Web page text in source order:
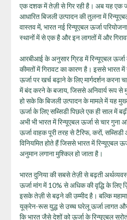
एक दशक में तेज़ी से गिर रही है। अब यह एक
आधारित बिजली उत्पादन की तुलना में
वास्तव में, भारत नई रिन्यूएबल ऊर्जा
स्थानों में से एक है और इन लागतों में और
आरबीआई के अनुसार ग्रिड में रिन्यूएबल ऊर्जा
कीमतों में गिरावट का कारण है। इससे भारत में
ऊर्जा पर खर्च बढ़ाने के लिए मार्गदर्शन करना
में बंद करने के बजाय, जिससे अनिवार्य रूप से
हो सके कि बिजली उत्पादन के मामले में यह
ऊर्जा के लिए सब्सिडी पिछले एक ही साल में
अभी भी भारत में रिन्यूएबल ऊर्जा से चार
ऊर्जा वाहक पूरी तरह से टैरिफ, करों,
विनियमित होते हैं जिससे भारत में रिन्यूएबल
अनुमान लगाना मुश्किल हो जाता है।
भारत दुनिया की सबसे तेज़ी से बढ़ती
ऊर्जा मांग में 10% से अधिक की वृद्धि के लिए
इसके तेज़ी से बढ़ने की उम्मीद है। बल्कि
यूक्रेन-रूस युद्ध से उच्च घरेलू ऊर्जा लागत और
कि भारत जैसे देशों को ऊर्जा के रिन्यूएबल